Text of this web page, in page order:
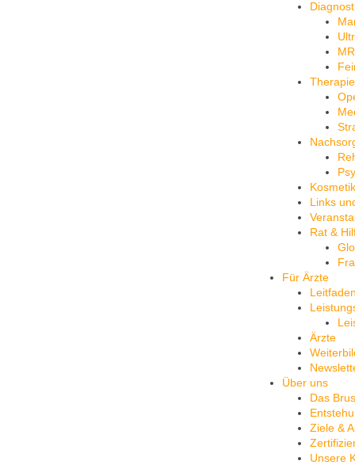
Therapie
Links
Rat &
Für Ärzte
Ärzte
Über uns
Das
Ziele &
Unsere